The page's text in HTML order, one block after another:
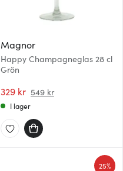
Magnor
Happy Champagneglas 28 cl
Grön
329 kr 549 kr
I lager
25%